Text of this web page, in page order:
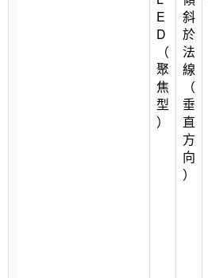
E
D
（
聚
焦
型
）
斜
於
法
線
（
垂
直
方
向
）